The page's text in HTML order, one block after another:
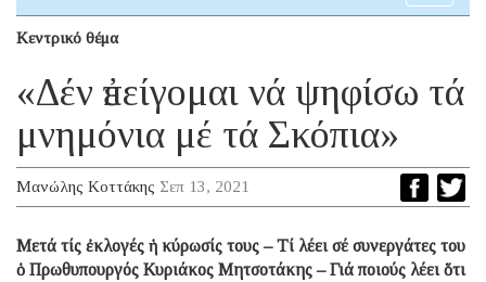
Κεντρικό θέμα
«Δέν ἐπείγομαι νά ψηφίσω τά
μνημόνια μέ τά Σκόπια»
Μανώλης Κοττάκης Σεπ 13, 2021
Μετά τίς ἐκλογές ἡ κύρωσίς τους – Τί λέει σέ συνεργάτες του
ὁ Πρωθυπουργός Κυριάκος Μητσοτάκης – Γιά ποιούς λέει ὅτι